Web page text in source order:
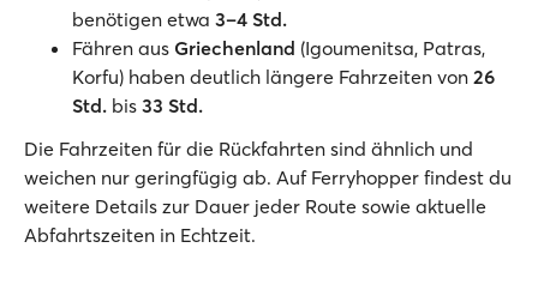
benötigen etwa 3–4 Std.
Fähren aus Griechenland (Igoumenitsa, Patras,
Korfu) haben deutlich längere Fahrzeiten von 26
Std. bis 33 Std.
Die Fahrzeiten für die Rückfahrten sind ähnlich und
weichen nur geringfügig ab. Auf Ferryhopper findest du
weitere Details zur Dauer jeder Route sowie aktuelle
Abfahrtszeiten in Echtzeit.